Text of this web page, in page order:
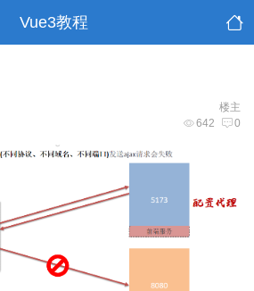
Vue3教程
楼主
642 0